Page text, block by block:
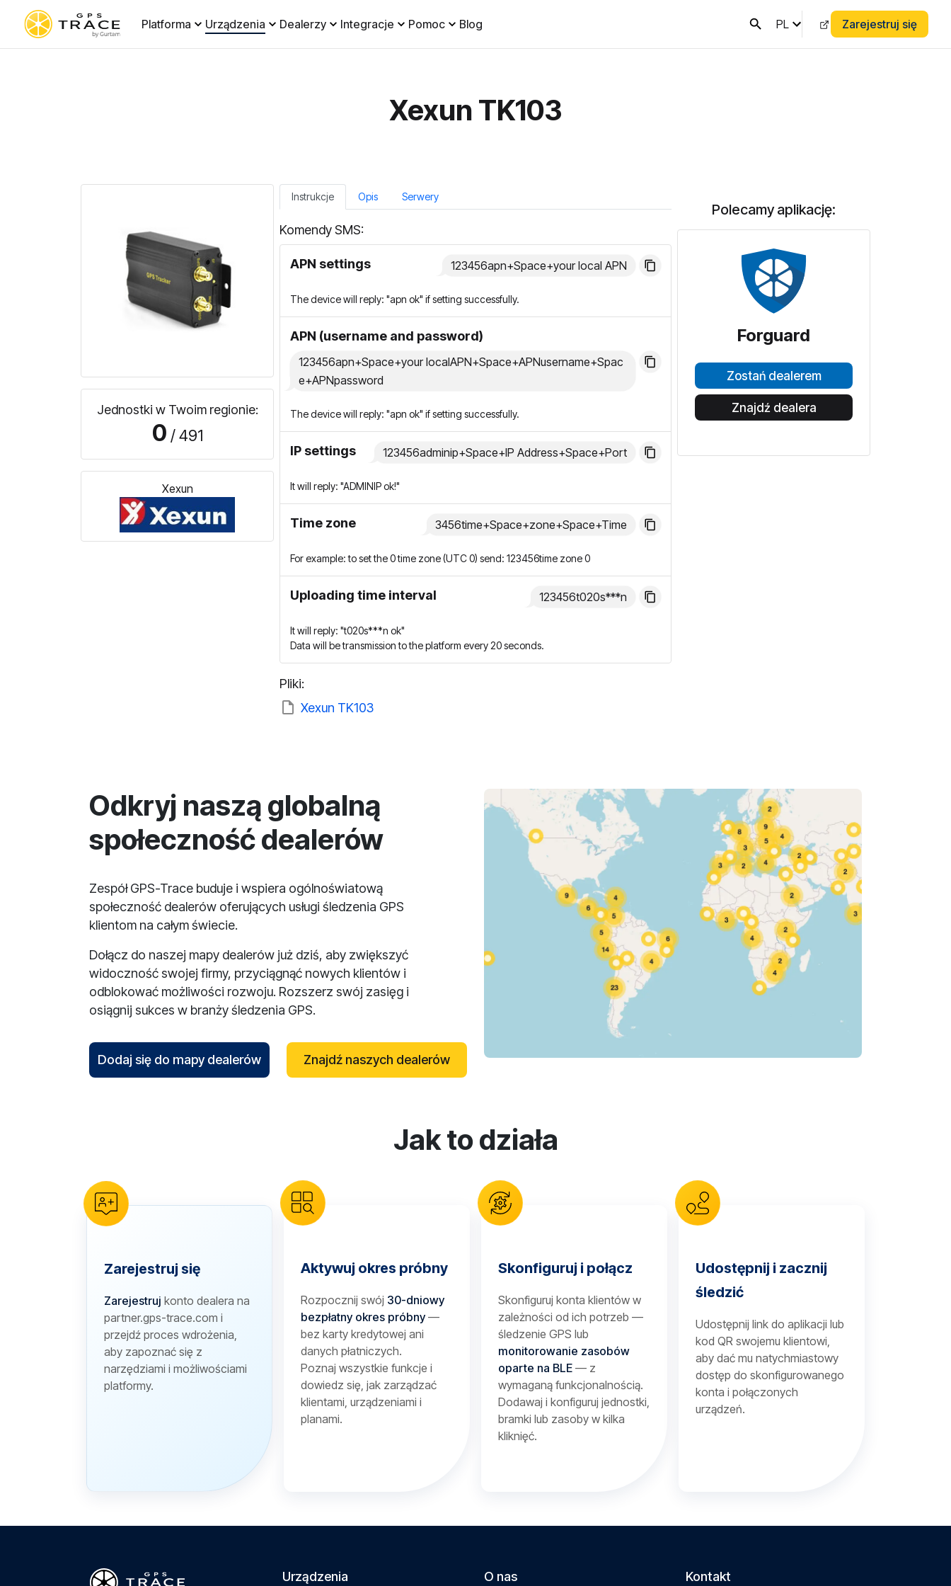
Platforma Urządzenia Dealerzy Integracje Pomoc Blog PL Zarejestruj się
Xexun TK103
Jednostki w Twoim regionie:
0 / 491
Xexun
Instrukcje Opis Serwery
Komendy SMS:
APN settings 123456apn+Space+your local APN
The device will reply: "apn ok" if setting successfully.
APN (username and password)
123456apn+Space+your localAPN+Space+APNusername+Spac
e+APNpassword
The device will reply: "apn ok" if setting successfully.
IP settings 123456adminip+Space+IP Address+Space+Port
It will reply: "ADMINIP ok!"
Time zone 3456time+Space+zone+Space+Time
For example: to set the 0 time zone (UTC 0) send: 123456time zone 0
Uploading time interval 123456t020s***n
It will reply: "t020s***n ok"
Data will be transmission to the platform every 20 seconds.
Pliki:
Xexun TK103
Polecamy aplikację:
Forguard
Zostań dealerem
Znajdź dealera
Odkryj naszą globalną
społeczność dealerów
Zespół GPS-Trace buduje i wspiera ogólnoświatową
społeczność dealerów oferujących usługi śledzenia GPS
klientom na całym świecie.
Dołącz do naszej mapy dealerów już dziś, aby zwiększyć
widoczność swojej firmy, przyciągnąć nowych klientów i
odblokować możliwości rozwoju. Rozszerz swój zasięg i
osiągnij sukces w branży śledzenia GPS.
Dodaj się do mapy dealerów Znajdź naszych dealerów
Jak to działa
Zarejestruj się
Zarejestruj konto dealera na
partner.gps-trace.com i
przejdź proces wdrożenia,
aby zapoznać się z
narzędziami i możliwościami
platformy.
Aktywuj okres próbny
Rozpocznij swój 30-dniowy
bezpłatny okres próbny—
bez karty kredytowej ani
danych płatniczych.
Poznaj wszystkie funkcje i
dowiedz się, jak zarządzać
klientami, urządzeniami i
planami.
Skonfiguruj i połącz
Skonfiguruj konta klientów w
zależności od ich potrzeb —
śledzenie GPS lub
monitorowanie zasobów
oparte na BLE — z
wymaganą funkcjonalnością.
Dodawaj i konfiguruj jednostki,
bramki lub zasoby w kilka
kliknięć.
Udostępnij i zacznij
śledzić
Udostępnij link do aplikacji lub
kod QR swojemu klientowi,
aby dać mu natychmiastowy
dostęp do skonfigurowanego
konta i połączonych
urządzeń.
Urządzenia O nas Kontakt